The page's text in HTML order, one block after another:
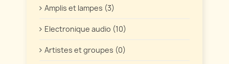
Amplis et lampes (3)
Electronique audio (10)
Artistes et groupes (0)